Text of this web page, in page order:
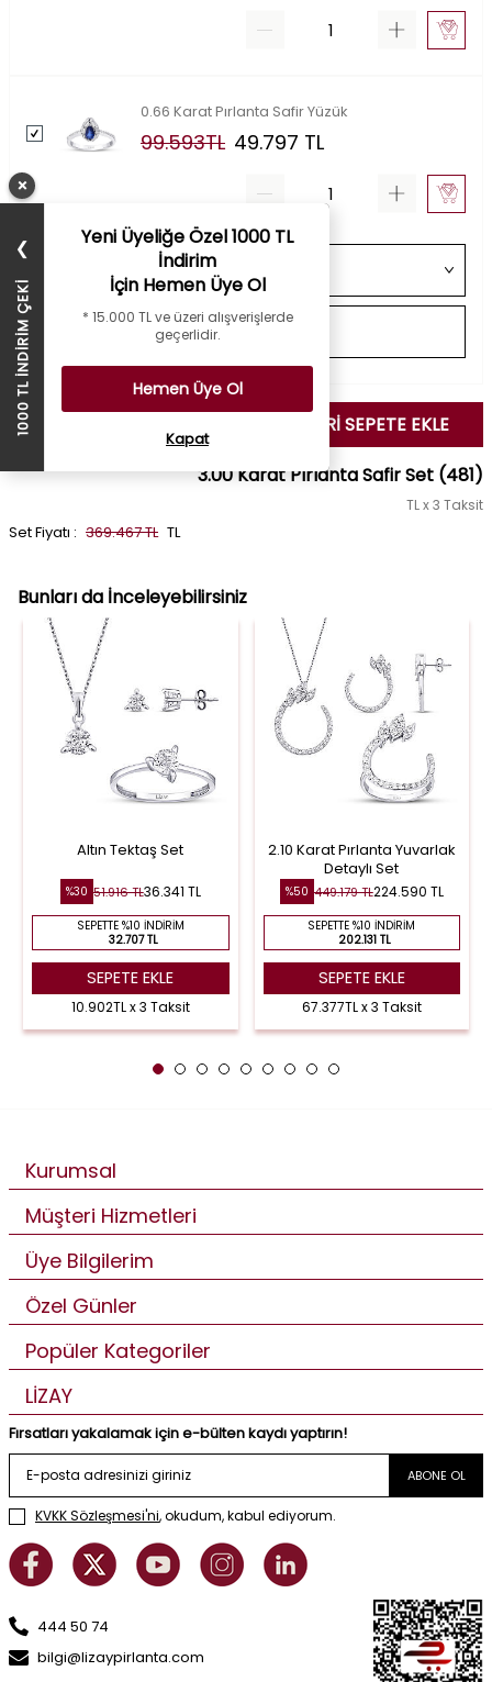
0.66 Karat Pırlanta Safir Yüzük
99.593TL 49.797 TL
SEÇİLENLERİ SEPETE EKLE
3.00 Karat Pırlanta Safir Set (481)
TL x 3 Taksit
Set Fiyatı : 369.467 TL TL
Bunları da İnceleyebilirsiniz
Altın Tektaş Set
%30 51.916 TL36.341 TL
SEPETTE %10 İNDIRIM
32.707 TL
SEPETE EKLE
10.902TL x 3 Taksit
2.10 Karat Pırlanta Yuvarlak
Detaylı Set
%50 449.179 TL224.590 TL
SEPETTE %10 İNDIRIM
202.131 TL
SEPETE EKLE
67.377TL x 3 Taksit
Kurumsal
Müşteri Hizmetleri
Üye Bilgilerim
Özel Günler
Popüler Kategoriler
LİZAY
Fırsatları yakalamak için e-bülten kaydı yaptırın!
ABONE OL
KVKK Sözleşmesi'ni, okudum, kabul ediyorum.
444 50 74
bilgi@lizaypirlanta.com
×
❯
1000 TL İNDİRİM ÇEKİ
Yeni Üyeliğe Özel 1000 TL
İndirim
İçin Hemen Üye Ol
* 15.000 TL ve üzeri alışverişlerde
geçerlidir.
Hemen Üye Ol
Kapat